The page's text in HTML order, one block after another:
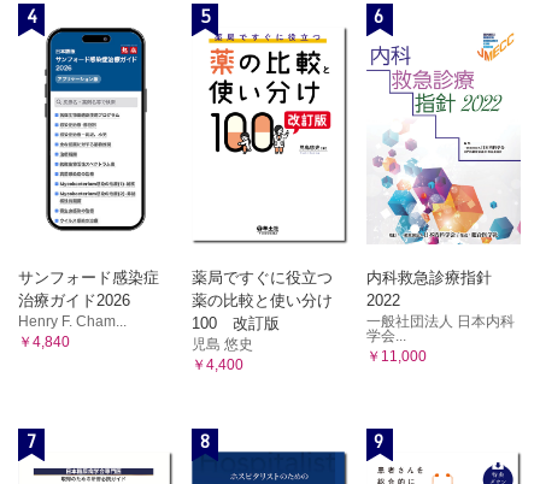
4
サンフォード感染症
治療ガイド2026
Henry F. Cham...
￥4,840
5
薬局ですぐに役立つ
薬の比較と使い分け
100 改訂版
児島 悠史
￥4,400
6
内科救急診療指針
2022
一般社団法人 日本内科
学会...
￥11,000
7 8 9